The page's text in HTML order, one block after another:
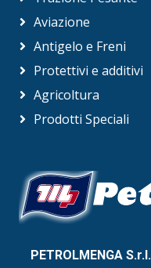
Aviazione
Antigelo e Freni
Protettivi e additivi
Agricoltura
Prodotti Speciali
PETROLMENGA S.r.l.